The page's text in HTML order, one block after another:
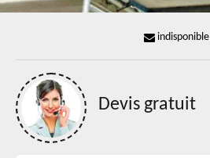
indisponible
Devis gratuit